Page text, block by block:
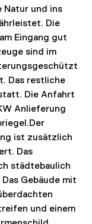
Natur und ins
Die
Eingang gut
sind im
Das restliche
Die Anfahrt
Anlieferung
ist zusätzlich
Das
städtebaulich
Gebäude mit
und einem